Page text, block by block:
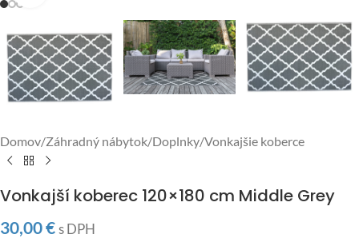
Domov/Záhradný nábytok/Doplnky/Vonkajšie koberce
Vonkajší koberec 120×180 cm Middle Grey
30,00€ s DPH